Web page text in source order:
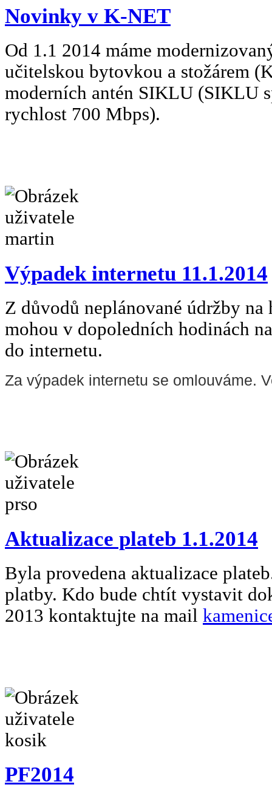
Novinky v K-NET
Od 1.1 2014 máme
učitelskou bytovkou a stožárem
moderních antén SIKLU (SIKLU
rychlost 700 Mbps).
Výpadek internetu 11.1.2014
Z důvodů neplánované údržby
mohou v dopoledních hodinách
do internetu.
Za výpadek internetu se omlouváme.
Aktualizace plateb 1.1.2014
Byla provedena aktualizace
platby. Kdo bude chtít vystavit
2013 kontaktujte na mail
PF2014